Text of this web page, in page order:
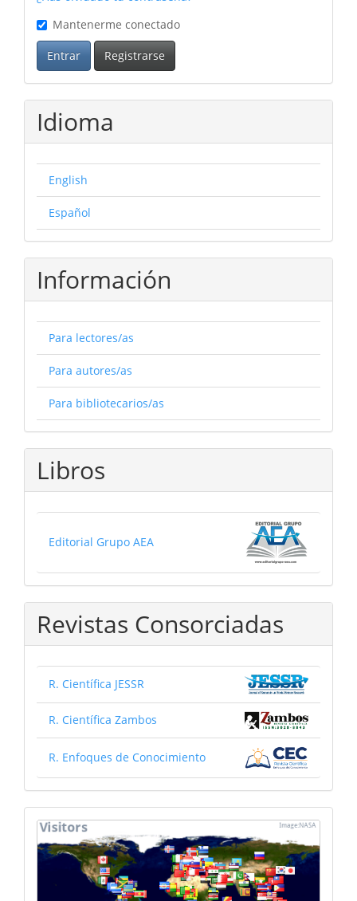
Mantenerme conectado
Entrar Registrarse
Idioma
English
Español
Información
Para lectores/as
Para autores/as
Para bibliotecarios/as
Libros
Editorial Grupo AEA
Revistas Consorciadas
R. Científica JESSR
R. Científica Zambos
R. Enfoques de Conocimiento
mapa